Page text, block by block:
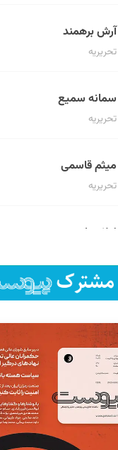
آرش برهمند
تحریریه
سمانه سمیع
تحریریه
میثم قاسمی
تحریریه
لیلا حنارود
فائزه فتحی رستمی
تحریریه
سروش کرمیان
تحریریه
مینا پاکدل